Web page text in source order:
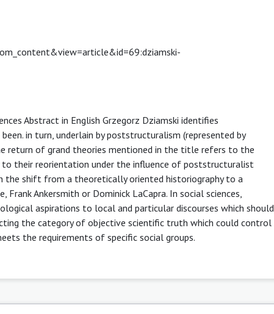
Abstract in English Grzegorz Dziamski identifies
in turn, underlain by poststructuralism (represented by
return of grand theories mentioned in the title refers to the
their reorientation under the influence of poststructuralist
the shift from a theoretically oriented historiography to a
Ankersmith or Dominick LaCapra. In social sciences,
aspirations to local and particular discourses which should
the category of objective scientific truth which could control
the requirements of specific social groups.